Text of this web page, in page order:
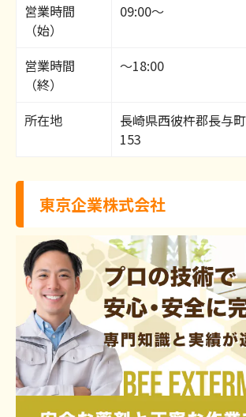
営業時間
（始）
09:00～
営業時間
（終）
～18:00
所在地
長崎県西彼杵郡長与
153
東京企業株式会社